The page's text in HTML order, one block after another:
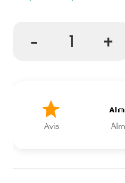
- 1 +
Avis